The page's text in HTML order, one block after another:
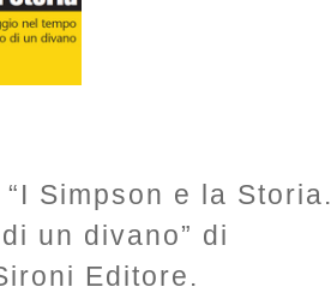
Simpson e la Storia.
un divano” di
Editore.